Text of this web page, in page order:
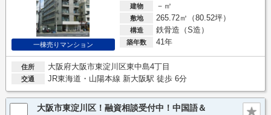
一棟売りマンション
建物 －㎡
敷地 265.72㎡（80.52坪）
構造 鉄骨造（S造）
築年数 41年
住所 大阪府大阪市東淀川区東中島4丁目
交通 JR東海道・山陽本線 新大阪駅 徒歩 6分
大阪市東淀川区！融資相談受付中！中国語＆